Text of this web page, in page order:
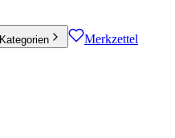
Kategorien Merkzettel